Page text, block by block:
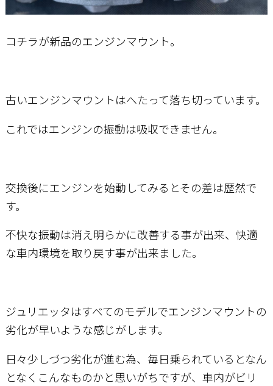
コチラが新品のエンジンマウント。
古いエンジンマウントはへたって落ち切っています。
これではエンジンの振動は吸収できません。
交換後にエンジンを始動してみるとその差は歴然で
す。
不快な振動は消え明らかに改善する事が出来、快適
な車内環境を取り戻す事が出来ました。
ジュリエッタはすべてのモデルでエンジンマウントの
劣化が早いような感じがします。
日々少しづつ劣化が進む為、毎日乗られているとなん
となくこんなものかと思いがちですが、車内がビリ